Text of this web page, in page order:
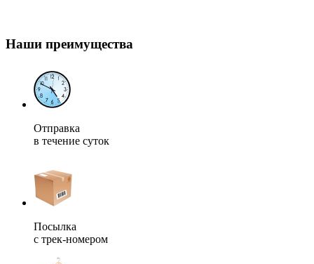
Наши преимущества
Отправка
в течение суток
Посылка
с трек-номером